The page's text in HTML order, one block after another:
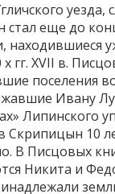
уезда,
еще до
находившиеся
гг. XVII в.
поселения
Ивану
Липинского
Скрипицын 10
В Писцовых
Никита и